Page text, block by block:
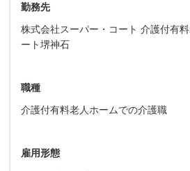
勤務先
株式会社スーパー・コート 介護付有
ート堺神石
職種
介護付有料老人ホームでの介護職
雇用形態